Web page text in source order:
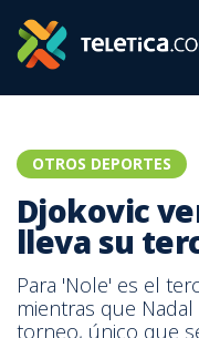
OTROS DEPORTES
Djokovic
lleva su
Para 'Nole' es el
mientras que
torneo, único que